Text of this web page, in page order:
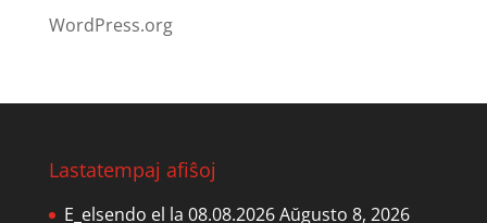
WordPress.org
Lastatempaj afiŝoj
E_elsendo el la 08.08.2026Aŭgusto 8, 2026